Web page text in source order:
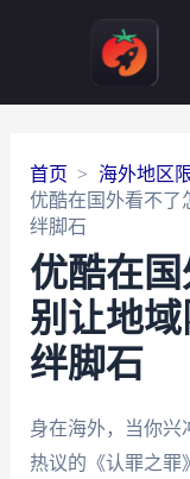
首页
海外地区
优酷在国外看不了
绊脚石
优酷在国
别让地
绊脚石
身在海外，当你兴
热议的《认罪之罪